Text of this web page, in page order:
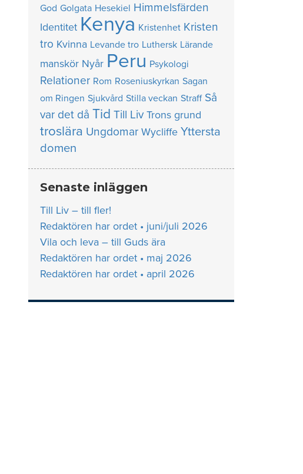
God Golgata Hesekiel Himmelsfärden
Identitet Kenya Kristenhet Kristen
tro Kvinna Levande tro Luthersk Lärande
manskör Nyår Peru Psykologi
Relationer Rom Roseniuskyrkan Sagan
om Ringen Sjukvård Stilla veckan Straff Så
var det då Tid Till Liv Trons grund
troslära Ungdomar Wycliffe Yttersta
domen
Senaste inläggen
Till Liv – till fler!
Redaktören har ordet • juni/juli 2026
Vila och leva – till Guds ära
Redaktören har ordet • maj 2026
Redaktören har ordet • april 2026